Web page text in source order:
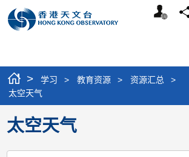
个
分
> 学习 > 教育资源 > 资源汇总
>
太空天气
太空天气